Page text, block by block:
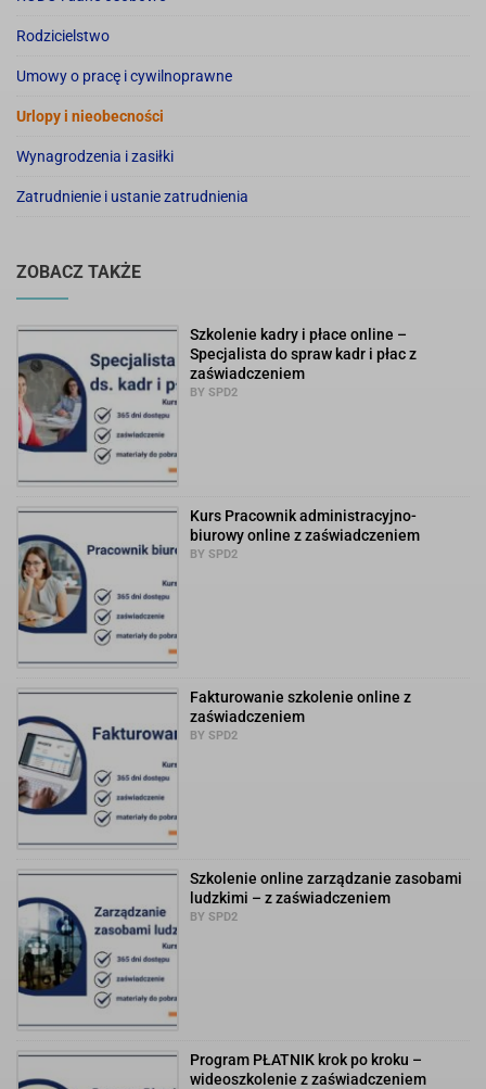
Rodzicielstwo
Umowy o pracę i cywilnoprawne
Urlopy i nieobecności
Wynagrodzenia i zasiłki
Zatrudnienie i ustanie zatrudnienia
ZOBACZ TAKŻE
Szkolenie kadry i płace online –
Specjalista do spraw kadr i płac z
zaświadczeniem
BY SPD2
Kurs Pracownik administracyjno-
biurowy online z zaświadczeniem
BY SPD2
Fakturowanie szkolenie online z
zaświadczeniem
BY SPD2
Szkolenie online zarządzanie zasobami
ludzkimi – z zaświadczeniem
BY SPD2
Program PŁATNIK krok po kroku –
wideoszkolenie z zaświadczeniem